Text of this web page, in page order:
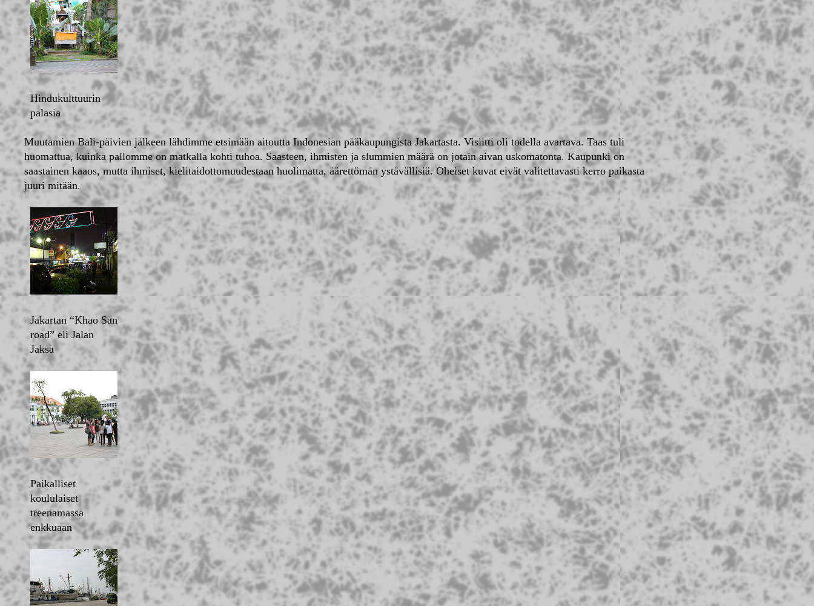
Hindukulttuurin
palasia
Muutamien Bali-päivien jälkeen lähdimme etsimään aitoutta Indonesian pääkaupungista Jakartasta. Visiitti oli todella avartava. Taas tuli
huomattua, kuinka pallomme on matkalla kohti tuhoa. Saasteen, ihmisten ja slummien määrä on jotain aivan uskomatonta. Kaupunki on
saastainen kaaos, mutta ihmiset, kielitaidottomuudestaan huolimatta, äärettömän ystävällisiä. Oheiset kuvat eivät valitettavasti kerro paikasta
juuri mitään.
Jakartan “Khao San
road” eli Jalan
Jaksa
Paikalliset
koululaiset
treenamassa
enkkuaan